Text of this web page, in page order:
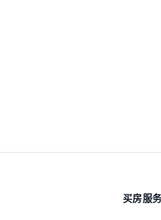
买房服务